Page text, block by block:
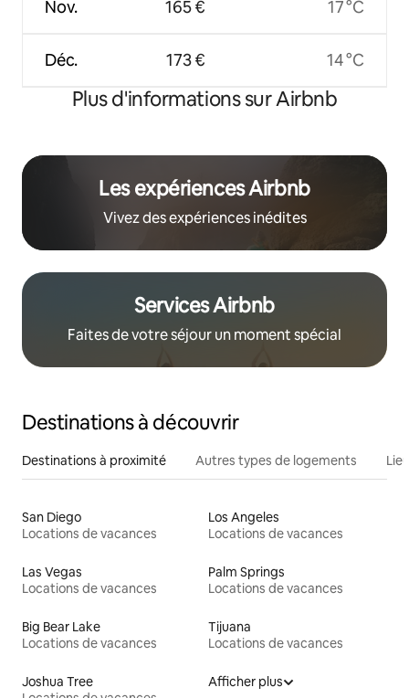
Nov.
Déc.
165 €
173 €
17 °C
14 °C
Plus d'informations sur Airbnb
Les expériences Airbnb
Vivez des expériences inédites
Services Airbnb
Faites de votre séjour un moment spécial
Destinations à découvrir
Destinations à proximité Autres types de logements
San Diego
Locations de vacances
Los Angeles
Locations de vacances
Las Vegas
Locations de vacances
Palm Springs
Locations de vacances
Big Bear Lake
Locations de vacances
Tijuana
Locations de vacances
Joshua Tree
Afficher plus